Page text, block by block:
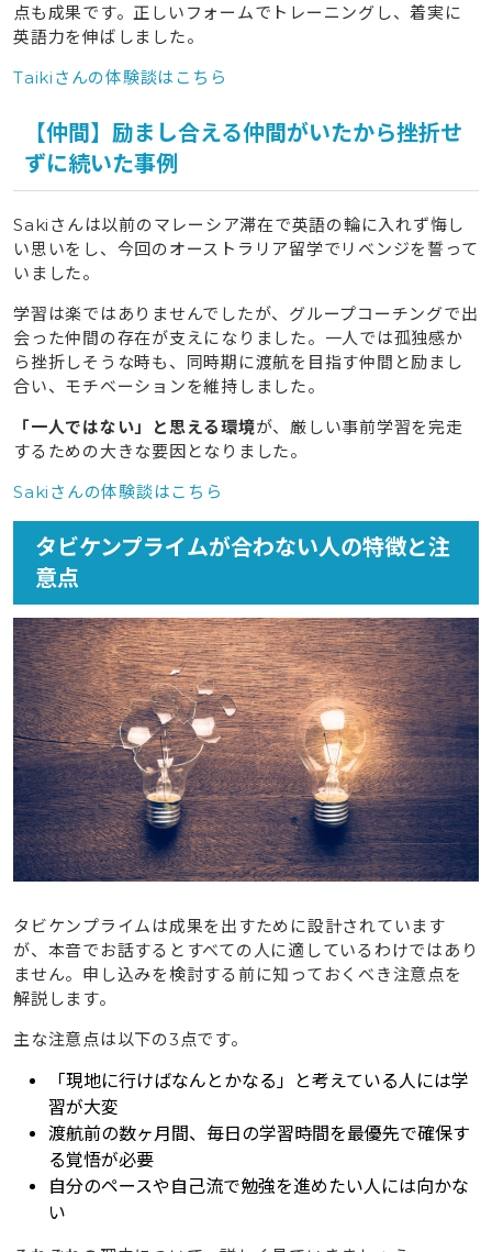
点も成果です。正しいフォームでトレーニングし、着実に
英語力を伸ばしました。
Taikiさんの体験談はこちら
【仲間】励まし合える仲間がいたから挫折せ
ずに続いた事例
Sakiさんは以前のマレーシア滞在で英語の輪に入れず悔し
い思いをし、今回のオーストラリア留学でリベンジを誓って
いました。
学習は楽ではありませんでしたが、グループコーチングで出
会った仲間の存在が支えになりました。一人では孤独感か
ら挫折しそうな時も、同時期に渡航を目指す仲間と励まし
合い、モチベーションを維持しました。
「一人ではない」と思える環境が、厳しい事前学習を完走
するための大きな要因となりました。
Sakiさんの体験談はこちら
タビケンプライムが合わない人の特徴と注
意点
タビケンプライムは成果を出すために設計されています
が、本音でお話するとすべての人に適しているわけではあり
ません。申し込みを検討する前に知っておくべき注意点を
解説します。
主な注意点は以下の3点です。
「現地に行けばなんとかなる」と考えている人には学
習が大変
渡航前の数ヶ月間、毎日の学習時間を最優先で確保す
る覚悟が必要
自分のペースや自己流で勉強を進めたい人には向かな
い